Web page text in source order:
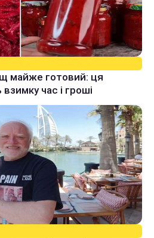
майже готовий: ця
час і гроші